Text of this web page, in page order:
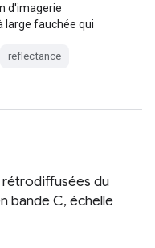
d'imagerie
large fauchée qui
reflectance
rétrodiffusées du
bande C, échelle